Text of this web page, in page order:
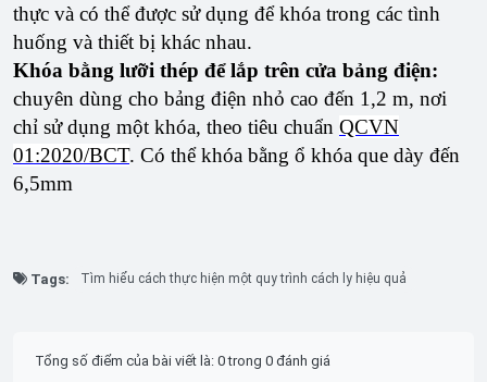
thực và có thể được sử dụng để khóa trong các tình
huống và thiết bị khác nhau.
Khóa bằng lưỡi thép để lắp trên cửa bảng điện:
chuyên dùng cho bảng điện nhỏ cao đến 1,2 m, nơi
chỉ sử dụng một khóa, theo tiêu chuẩn QCVN
01:2020/BCT. Có thể khóa bằng ổ khóa que dày đến
6,5mm
Tags: Tìm hiểu cách thực hiện một quy trình cách ly hiệu quả
Tổng số điểm của bài viết là: 0 trong 0 đánh giá